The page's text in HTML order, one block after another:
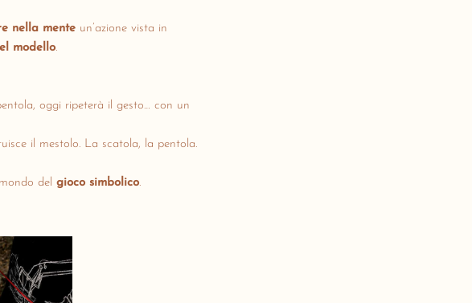
nella mente un’azione vista in
modello.
oggi ripeterà il gesto… con un
il mestolo. La scatola, la pentola.
del gioco simbolico.